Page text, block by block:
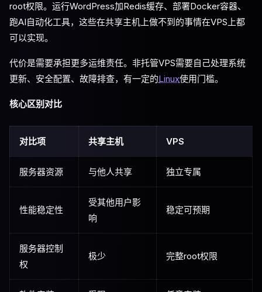
root权限。运行WordPress加Redis缓存、部署Docker容器、
跑AI自动化工具，这些在共享主机上做不到的事情在VPS上都
可以实现。
代价是需要承担更多运维责任。非托管VPS需要自己处理系统
更新、安全配置、故障排查，有一定的Linux使用门槛。
核心区别对比
对比项 共享主机 VPS
服务器资源 与他人共享 独立专属
性能稳定性
受其他用户影
响
稳定可预期
服务器控制
权
极少 完整root权限